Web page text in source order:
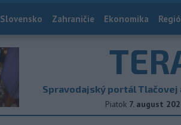
Slovensko Zahraničie Ekonomika
Spravodajský portál
Piatok 7. august